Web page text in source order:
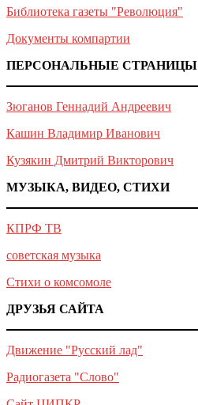
Библиотека газеты "Революция"
Документы компартии
ПЕРСОНАЛЬНЫЕ СТРАНИЦЫ
Зюганов Геннадий Андреевич
Кашин Владимир Иванович
Кузякин Дмитрий Викторович
МУЗЫКА, ВИДЕО, СТИХИ
КПРФ ТВ
советская музыка
Стихи о комсомоле
ДРУЗЬЯ САЙТА
Движение "Русский лад"
Радиогазета "Слово"